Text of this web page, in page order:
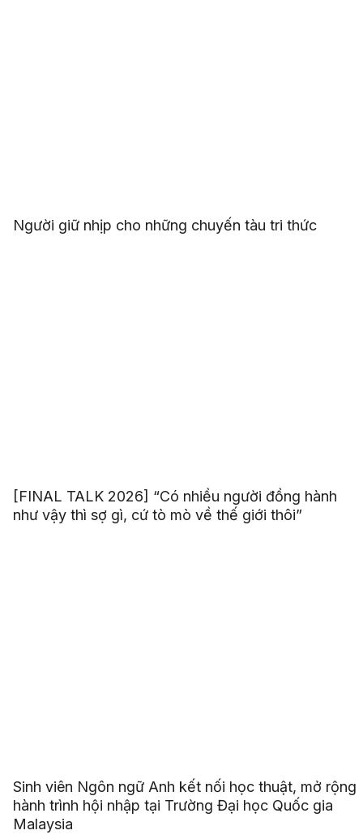
Người giữ nhịp cho những chuyến tàu tri thức
[FINAL TALK 2026] “Có nhiều người đồng hành
như vậy thì sợ gì, cứ tò mò về thế giới thôi”
Sinh viên Ngôn ngữ Anh kết nối học thuật, mở rộng
hành trình hội nhập tại Trường Đại học Quốc gia
Malaysia